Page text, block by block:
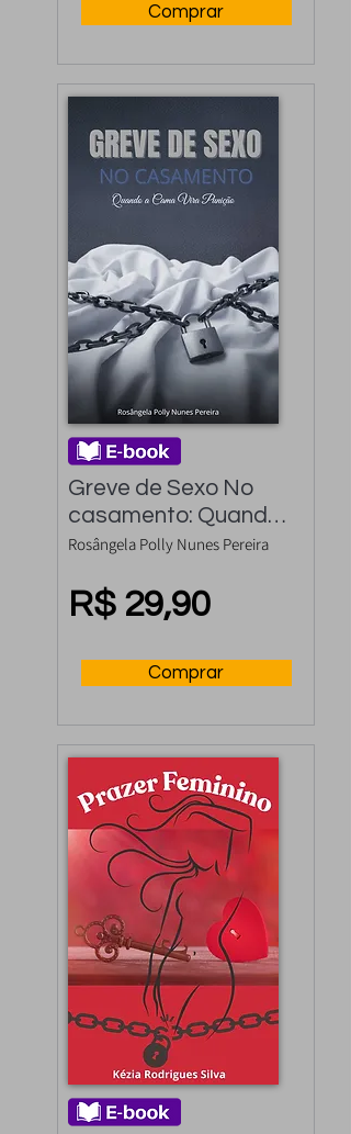
Comprar
Greve de Sexo No
casamento: Quando
a Cama Vira Punição
Rosângela Polly Nunes Pereira
R$ 29,90
Comprar